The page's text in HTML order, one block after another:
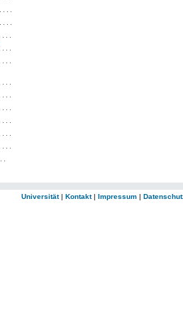
Universität| Kontakt| Impressum |